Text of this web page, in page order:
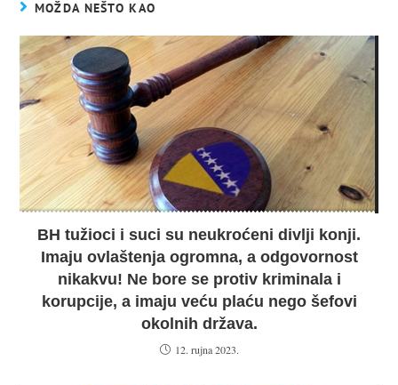
MOŽDA NEŠTO KAO
BH tužioci i suci su neukroćeni divlji konji.
Imaju ovlaštenja ogromna, a odgovornost
nikakvu! Ne bore se protiv kriminala i
korupcije, a imaju veću plaću nego šefovi
okolnih država.
12. rujna 2023.